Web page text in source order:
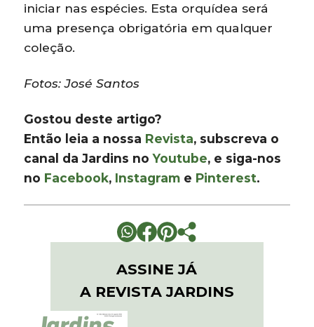
iniciar nas espécies. Esta orquídea será
uma presença obrigatória em qualquer
coleção.
Fotos: José Santos
Gostou deste artigo?
Então leia a nossa Revista, subscreva o
canal da Jardins noYoutube, e siga-nos
no Facebook, Instagram e Pinterest.
ASSINE JÁ
A REVISTA JARDINS